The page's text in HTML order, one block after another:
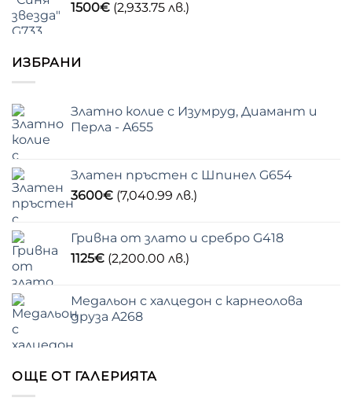
1500€ (2,933.75 лв.)
ИЗБРАНИ
Златно колие с Изумруд, Диамант и
Перла - A655
Златен пръстен с Шпинел G654
3600€ (7,040.99 лв.)
Гривна от злато и сребро G418
1125€ (2,200.00 лв.)
Медальон с халцедон с карнеолова
друза A268
ОЩЕ ОТ ГАЛЕРИЯТА